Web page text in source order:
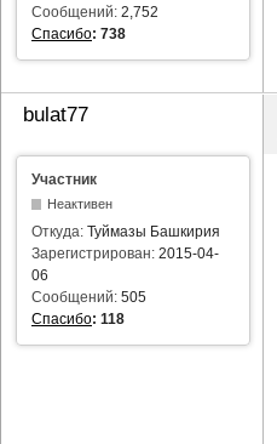
Сообщений: 2,752
Спасибо: 738
bulat77
Участник
Неактивен
Откуда: Туймазы Башкирия
Зарегистрирован: 2015-04-
06
Сообщений: 505
Спасибо: 118